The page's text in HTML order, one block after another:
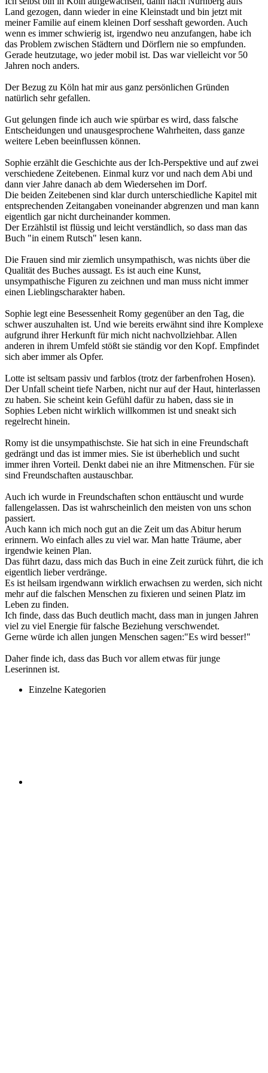
Land gezogen, dann wieder in eine Kleinstadt und bin jetzt mit
meiner Familie auf einem kleinen Dorf sesshaft geworden. Auch
wenn es immer schwierig ist, irgendwo neu anzufangen, habe ich
das Problem zwischen Städtern und Dörflern nie so empfunden.
Gerade heutzutage, wo jeder mobil ist. Das war vielleicht vor 50
Jahren noch anders.
Der Bezug zu Köln hat mir aus ganz persönlichen Gründen
natürlich sehr gefallen.
Gut gelungen finde ich auch wie spürbar es wird, dass falsche
Entscheidungen und unausgesprochene Wahrheiten, dass ganze
weitere Leben beeinflussen können.
Sophie erzählt die Geschichte aus der Ich-Perspektive und auf zwei
verschiedene Zeitebenen. Einmal kurz vor und nach dem Abi und
dann vier Jahre danach ab dem Wiedersehen im Dorf.
Die beiden Zeitebenen sind klar durch unterschiedliche Kapitel mit
entsprechenden Zeitangaben voneinander abgrenzen und man kann
eigentlich gar nicht durcheinander kommen.
Der Erzählstil ist flüssig und leicht verständlich, so dass man das
Buch "in einem Rutsch" lesen kann.
Die Frauen sind mir ziemlich unsympathisch, was nichts über die
Qualität des Buches aussagt. Es ist auch eine Kunst,
unsympathische Figuren zu zeichnen und man muss nicht immer
einen Lieblingscharakter haben.
Sophie legt eine Besessenheit Romy gegenüber an den Tag, die
schwer auszuhalten ist. Und wie bereits erwähnt sind ihre Komplexe
aufgrund ihrer Herkunft für mich nicht nachvollziehbar. Allen
anderen in ihrem Umfeld stößt sie ständig vor den Kopf. Empfindet
sich aber immer als Opfer.
Lotte ist seltsam passiv und farblos (trotz der farbenfrohen Hosen).
Der Unfall scheint tiefe Narben, nicht nur auf der Haut, hinterlassen
zu haben. Sie scheint kein Gefühl dafür zu haben, dass sie in
Sophies Leben nicht wirklich willkommen ist und sneakt sich
regelrecht hinein.
Romy ist die unsympathischste. Sie hat sich in eine Freundschaft
gedrängt und das ist immer mies. Sie ist überheblich und sucht
immer ihren Vorteil. Denkt dabei nie an ihre Mitmenschen. Für sie
sind Freundschaften austauschbar.
Auch ich wurde in Freundschaften schon enttäuscht und wurde
fallengelassen. Das ist wahrscheinlich den meisten von uns schon
passiert.
Auch kann ich mich noch gut an die Zeit um das Abitur herum
erinnern. Wo einfach alles zu viel war. Man hatte Träume, aber
irgendwie keinen Plan.
Das führt dazu, dass mich das Buch in eine Zeit zurück führt, die ich
eigentlich lieber verdränge.
Es ist heilsam irgendwann wirklich erwachsen zu werden, sich nicht
mehr auf die falschen Menschen zu fixieren und seinen Platz im
Leben zu finden.
Ich finde, dass das Buch deutlich macht, dass man in jungen Jahren
viel zu viel Energie für falsche Beziehung verschwendet.
Gerne würde ich allen jungen Menschen sagen:"Es wird besser!"
Daher finde ich, dass das Buch vor allem etwas für junge
Leserinnen ist.
Einzelne Kategorien